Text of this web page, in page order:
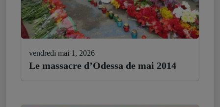
vendredi mai 1, 2026
Le massacre d’Odessa de mai 2014